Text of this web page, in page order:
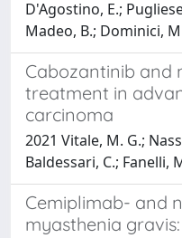
D'Agostino, E.;
Madeo, B.; Dominici,
Cabozantinib and
treatment in
carcinoma
2021 Vitale, M. G.;
Baldessari, C.; Fanelli,
Cemiplimab- and
myasthenia